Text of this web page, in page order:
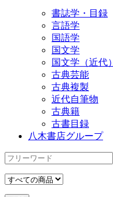
書誌学・目録
言語学
国語学
国文学
国文学（近代）
古典芸能
古典複製
近代自筆物
古典籍
古書目録
八木書店グループ